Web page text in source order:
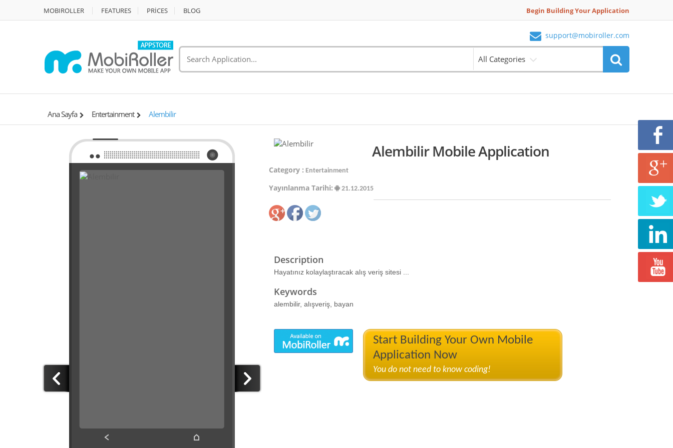
MOBIROLLER FEATURES PRİCES BLOG Begin Building Your Application
support@mobiroller.com
All Categories
Ana Sayfa Entertainment Alembilir
Alembilir Mobile Application
Category : Entertainment
Yayınlanma Tarihi: 21.12.2015
Description
Hayatınız kolaylaştıracak alış veriş sitesi ...
Keywords
alembilir, alışveriş, bayan
Start Building Your Own Mobile
Application Now
You do not need to know coding!